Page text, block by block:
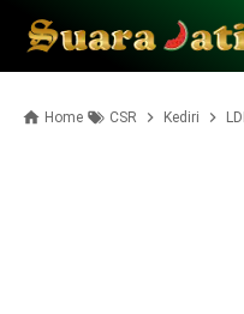
Home CSR Kediri LDII